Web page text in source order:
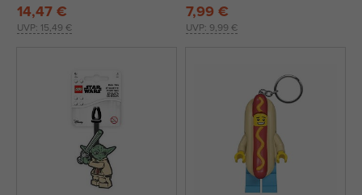
UVP: 15,49 €
14,47 €
UVP: 9,99 €
7,99 €